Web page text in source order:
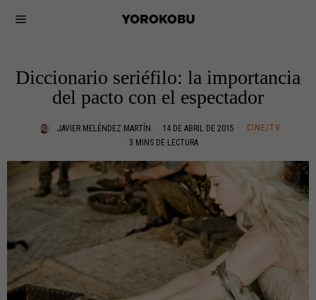
Diccionario seriéfilo: la importancia
del pacto con el espectador
JAVIER MELÉNDEZ MARTÍN 14 DE ABRIL DE 2015
CINE/TV
3 MINS DE LECTURA